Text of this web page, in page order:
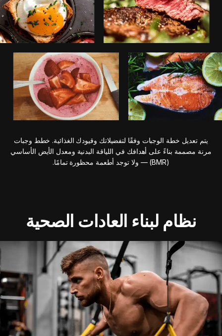
يتم تعديل خطة الوجبات وفقًا لتفضيلاتك وقيودك الغذائية. خطط وجبات
مرنة مصممة بناءً على أهدافك في اللياقة البدنية ومعدل الأيض الأساسي
(BMR) — ولا توجد أطعمة محظورة تمامًا.
نظام لبناء العادات الصحية